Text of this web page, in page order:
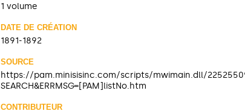
1 volume
DATE DE CRÉATION
1891-1892
SOURCE
https://pam.minisisinc.com/scripts/mwimain.dll/
SEARCH&ERRMSG=[PAM]listNo.htm
CONTRIBUTEUR